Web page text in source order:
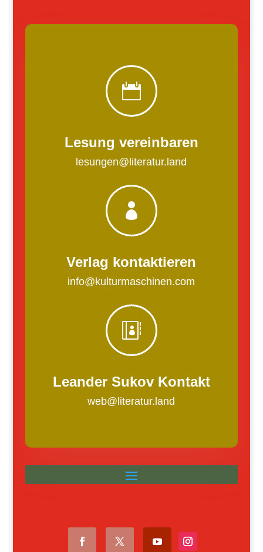

Lesung vereinbaren
lesungen@literatur.land

Verlag kontaktieren
info@kulturmaschinen.com

Leander Sukov Kontakt
web@literatur.land